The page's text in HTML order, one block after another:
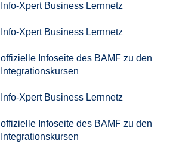
Info-Xpert Business Lernnetz
Info-Xpert Business Lernnetz
offizielle Infoseite des BAMF zu den
Integrationskursen
Info-Xpert Business Lernnetz
offizielle Infoseite des BAMF zu den
Integrationskursen